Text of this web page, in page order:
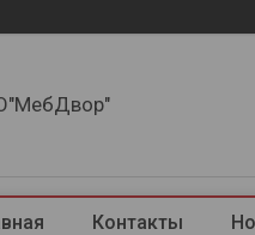
Контакты